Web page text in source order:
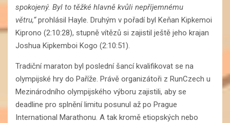
spokojený. Byl to těžké hlavně kvůli nepříjemnému
větru,“prohlásil Hayle. Druhým v pořadí byl Keňan Kipkemoi
Kiprono (2:10:28), stupně vítězů si zajistil ještě jeho krajan
Joshua Kipkemboi Kogo (2:10:51).
Tradiční maraton byl poslední šancí kvalifikovat se na
olympijské hry do Paříže. Právě organizátoři z RunCzech u
Mezinárodního olympijského výboru zajistili, aby se
deadline pro splnění limitu posunul až po Prague
International Marathonu. A tak kromě etiopských nebo